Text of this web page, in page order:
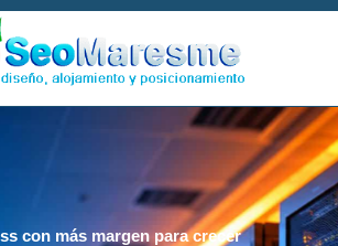
con más margen para crecer